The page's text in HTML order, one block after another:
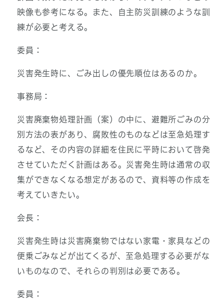
映像も参考になる。また、自主防災訓練のような訓
練が必要と考える。
委員：
災害発生時に、ごみ出しの優先順位はあるのか。
事務局：
災害廃棄物処理計画（案）の中に、避難所ごみの分
別方法の表があり、腐敗性のものなどは至急処理す
るなど、その内容の詳細を住民に平時において啓発
させていただく計画はある。災害発生時は通常の収
集ができなくなる想定があるので、資料等の作成を
考えていきたい。
会長：
災害発生時は災害廃棄物ではない家電・家具などの
便乗ごみなどが出てくるが、至急処理する必要がな
いものなので、それらの判別は必要である。
委員：